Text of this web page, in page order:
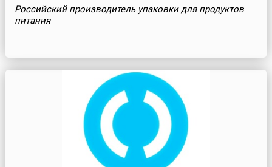
Российский производитель упаковки для продуктов
питания